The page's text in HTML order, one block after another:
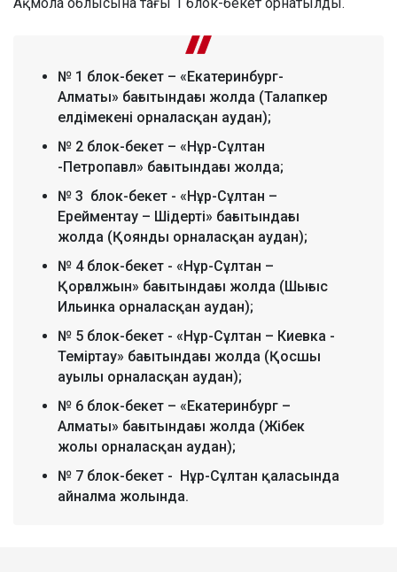
№ 1 блок-бекет – «Екатеринбург-
Алматы» бағытындағы жолда (Талапкер
елдімекені орналасқан аудан);
№ 2 блок-бекет – «Нұр-Сұлтан
-Петропавл» бағытындағы жолда;
№ 3 блок-бекет - «Нұр-Сұлтан –
Ерейментау – Шідерті» бағытындағы
жолда (Қоянды орналасқан аудан);
№ 4 блок-бекет - «Нұр-Сұлтан –
Қорғалжын» бағытындағы жолда (Шығыс
Ильинка орналасқан аудан);
№ 5 блок-бекет - «Нұр-Сұлтан – Киевка -
Теміртау» бағытындағы жолда (Қосшы
ауылы орналасқан аудан);
№ 6 блок-бекет – «Екатеринбург –
Алматы» бағытындағы жолда (Жібек
жолы орналасқан аудан);
№ 7 блок-бекет - Нұр-Сұлтан қаласында
айналма жолында.